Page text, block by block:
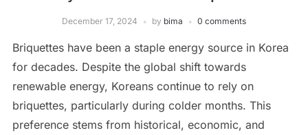
December 17, 2024 by bima 0 comments
Briquettes have been a staple energy source in Korea
for decades. Despite the global shift towards
renewable energy, Koreans continue to rely on
briquettes, particularly during colder months. This
preference stems from historical, economic, and